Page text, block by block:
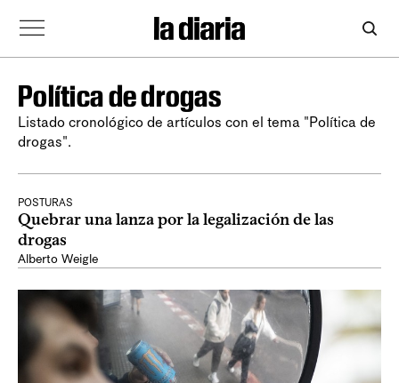
Política de drogas
Listado cronológico de artículos con el tema "Política de
drogas".
POSTURAS
Quebrar una lanza por la legalización de las
drogas
Alberto Weigle